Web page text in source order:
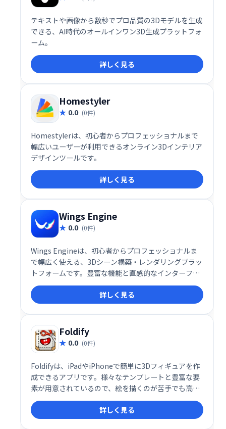
テキストや画像から数秒でプロ品質の3Dモデルを生成
できる、AI時代のオールインワン3D生成プラットフォ
ーム。
詳しく見る
Homestyler
0.0 (0件)
Homestylerは、初心者からプロフェッショナルまで
幅広いユーザーが利用できるオンライン3Dインテリア
デザインツールです。
詳しく見る
Wings Engine
0.0 (0件)
Wings Engineは、初心者からプロフェッショナルま
で幅広く使える、3Dシーン構築・レンダリングプラッ
トフォームです。豊富な機能と直感的なインターフェ
ースで、複雑な3Dインタラクションをノーコードで実
現。製品展示や商業販売、建築計画など、様々な用途
に活用でき、高品質な3Dコンテンツを簡単に作成でき
ます。 高度な機能を備えつつ、使いやすさを追求した
Wings Engineで、あなたの創造性を自由に解き放ち
ましょう。
詳しく見る
Foldify
0.0 (0件)
Foldifyは、iPadやiPhoneで簡単に3Dフィギュアを作
成できるアプリです。様々なテンプレートと豊富な要
素が用意されているので、絵を描くのが苦手でも高品
質なフィギュアを作れます。アプリから直接印刷し、
カット＆折りたたんで完成。楽しく自分だけのフィギ
ュアを制作しましょう！
詳しく見る